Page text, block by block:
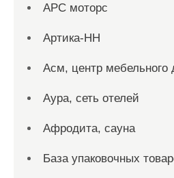
АРС моторс
Артика-НН
Асм, центр мебельного
Аура, сеть отелей
Афродита, сауна
База упаковочных